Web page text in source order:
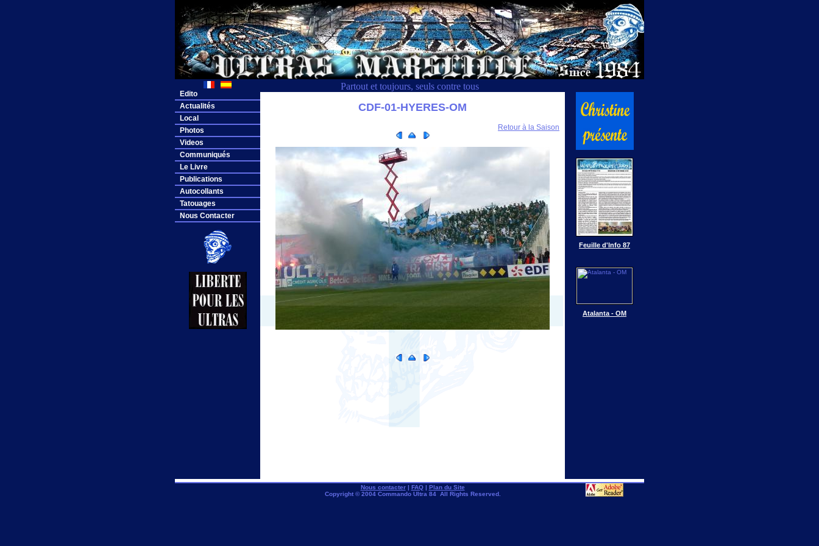
Partout et toujours, seuls contre tous
Edito
Actualités
Local
Photos
Videos
Communiqués
Le Livre
Publications
Autocollants
Tatouages
Nous Contacter
CDF-01-HYERES-OM
Retour à la Saison
Feuille d'Info 87
Atalanta - OM
Nous contacter| FAQ| Plan du Site
Copyright © 2004 Commando Ultra 84 All Rights Reserved.